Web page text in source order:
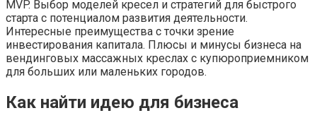
MVP. Выбор моделей кресел и стратегий для быстрого
старта с потенциалом развития деятельности.
Интересные преимущества с точки зрение
инвестирования капитала. Плюсы и минусы бизнеса на
вендинговых массажных креслах с купюроприемником
для больших или маленьких городов.
Как найти идею для бизнеса